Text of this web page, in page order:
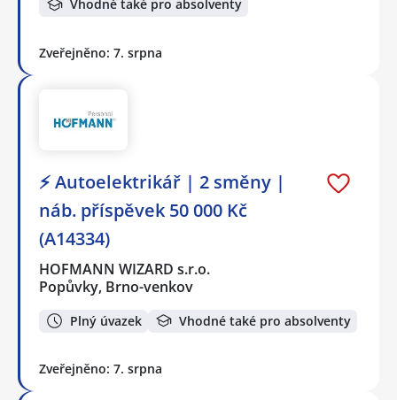
Vhodné také pro absolventy
Zveřejněno: 7. srpna
⚡ Autoelektrikář | 2 směny |
náb. příspěvek 50 000 Kč
(A14334)
HOFMANN WIZARD s.r.o.
Popůvky, Brno-venkov
Plný úvazek Vhodné také pro absolventy
Zveřejněno: 7. srpna